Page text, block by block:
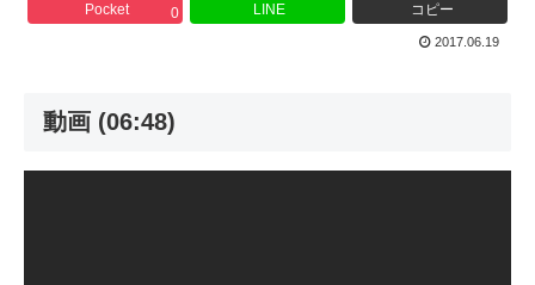
Pocket 0 LINE コピー
2017.06.19
動画 (06:48)